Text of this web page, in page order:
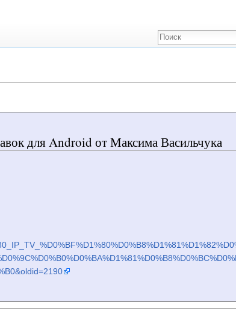
для Android от Максима Васильчука